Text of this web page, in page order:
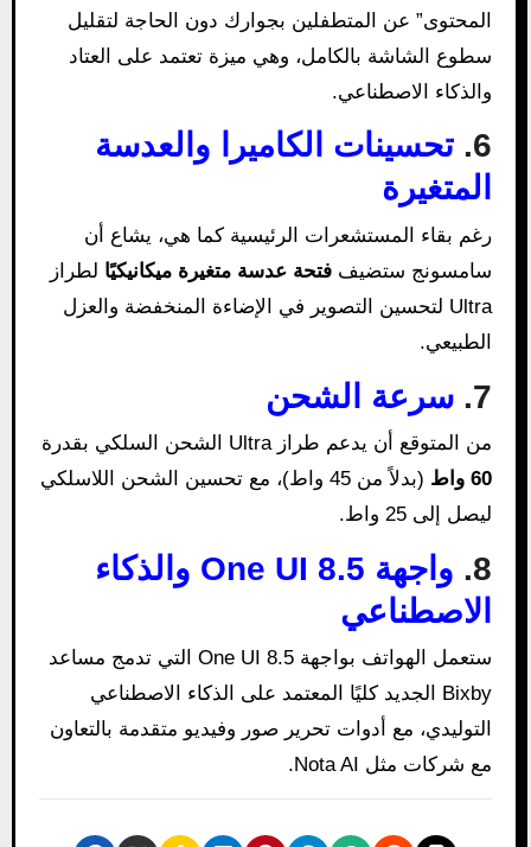
المحتوى” عن المتطفلين بجوارك دون الحاجة لتقليل
سطوع الشاشة بالكامل، وهي ميزة تعتمد على العتاد
والذكاء الاصطناعي.
6. تحسينات الكاميرا والعدسة
المتغيرة
رغم بقاء المستشعرات الرئيسية كما هي، يشاع أن
سامسونج ستضيف فتحة عدسة متغيرة ميكانيكيًا لطراز
Ultra لتحسين التصوير في الإضاءة المنخفضة والعزل
الطبيعي.
7. سرعة الشحن
من المتوقع أن يدعم طراز Ultra الشحن السلكي بقدرة
60 واط
(بدلاً من 45 واط)، مع تحسين الشحن اللاسلكي
ليصل إلى 25 واط.
8.
واجهة One UI 8.5 والذكاء
الاصطناعي
ستعمل الهواتف بواجهة One UI 8.5 التي تدمج مساعد
Bixby الجديد كليًا المعتمد على الذكاء الاصطناعي
التوليدي، مع أدوات تحرير صور وفيديو متقدمة بالتعاون
مع شركات مثل Nota AI.